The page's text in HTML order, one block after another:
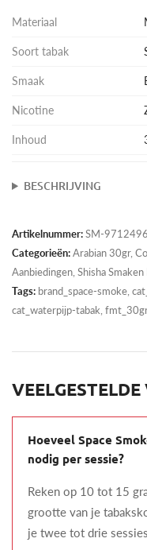
Materiaal
Soort tabak
Smaak
Nicotine
Inhoud
BESCHRIJVING
Artikelnummer:SM-
Categorieën:Arabian 30gr,
Aanbiedingen Shisha
Tags: brand_space-smoke,
cat_waterpijp-tabak,
Hoeveel Space
nodig per sessie?
Reken op 10 tot 15
grootte van je
je twee tot drie